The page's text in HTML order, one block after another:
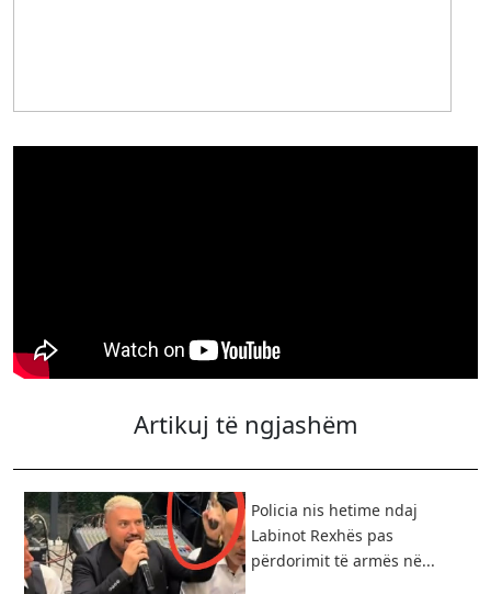
Artikuj të ngjashëm
Policia nis hetime ndaj
Labinot Rexhës pas
përdorimit të armës në...